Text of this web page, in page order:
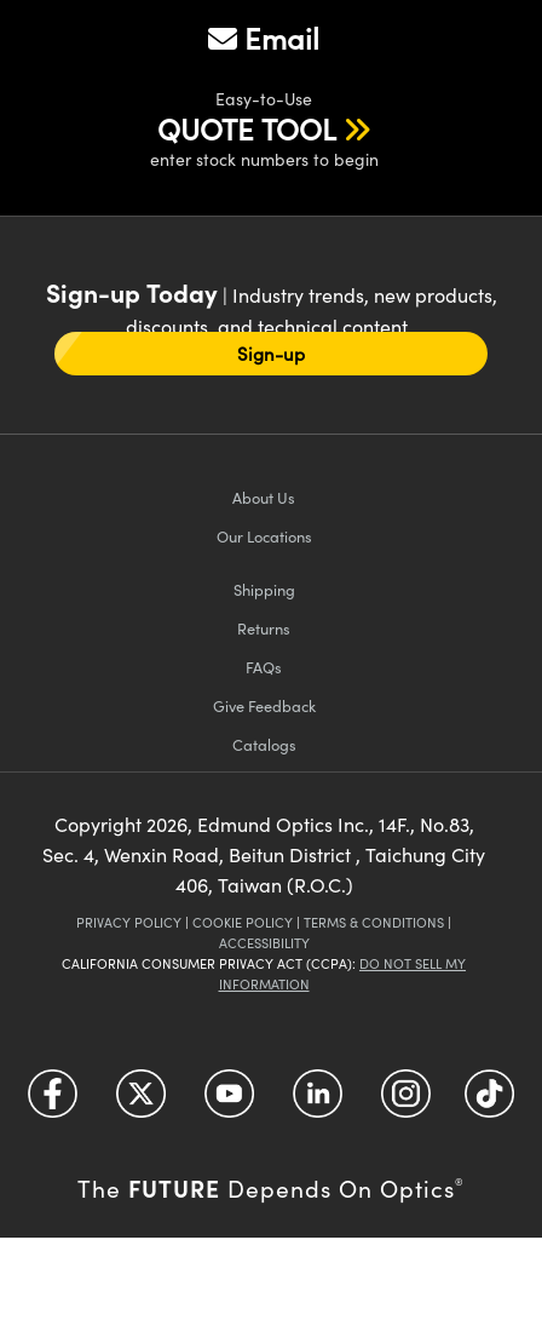
Email
Easy-to-Use
QUOTE TOOL
enter stock numbers to begin
Sign-up Today| Industry trends, new products,
discounts, and technical content
Sign-up
About Us
Our Locations
Shipping
Returns
FAQs
Give Feedback
Catalogs
Copyright 2026, Edmund Optics Inc., 14F., No.83,
Sec. 4, Wenxin Road, Beitun District , Taichung City
406, Taiwan (R.O.C.)
PRIVACY POLICY | COOKIE POLICY | TERMS & CONDITIONS |
ACCESSIBILITY
CALIFORNIA CONSUMER PRIVACY ACT (CCPA): DO NOT SELL MY
INFORMATION
The FUTURE Depends On Optics®